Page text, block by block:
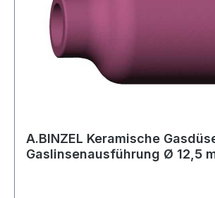
A.BINZEL Keramische Gasdüse
Gaslinsenausführung Ø 12,5